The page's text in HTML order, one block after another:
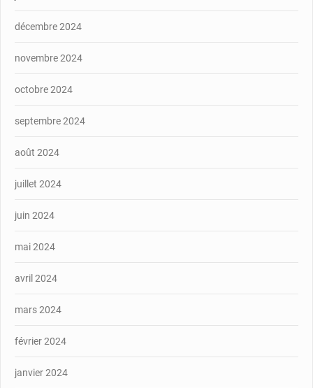
décembre 2024
novembre 2024
octobre 2024
septembre 2024
août 2024
juillet 2024
juin 2024
mai 2024
avril 2024
mars 2024
février 2024
janvier 2024